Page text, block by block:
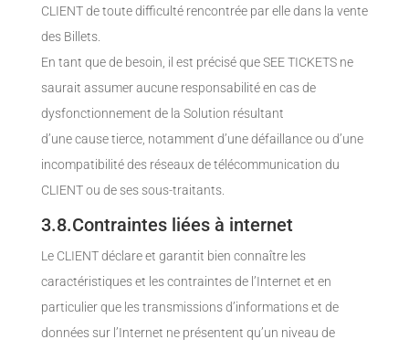
CLIENT de toute difficulté rencontrée par elle dans la vente
des Billets.
En tant que de besoin, il est précisé que SEE TICKETS ne
saurait assumer aucune responsabilité en cas de
dysfonctionnement de la Solution résultant
d’une cause tierce, notamment d’une défaillance ou d’une
incompatibilité des réseaux de télécommunication du
CLIENT ou de ses sous-traitants.
3.8.Contraintes liées à internet
Le CLIENT déclare et garantit bien connaître les
caractéristiques et les contraintes de l’Internet et en
particulier que les transmissions d’informations et de
données sur l’Internet ne présentent qu’un niveau de